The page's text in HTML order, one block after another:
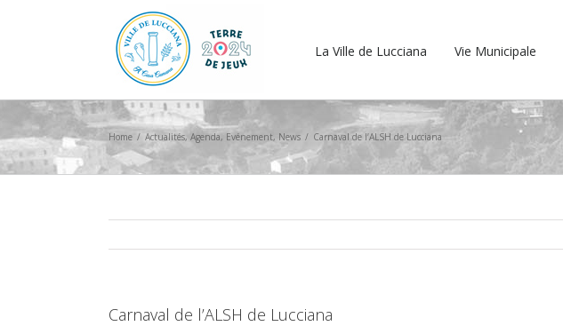
La Ville de Lucciana Vie Municipale
Home / Actualités, Agenda, Evénement, News / Carnaval de l’ALSH de Lucciana
Carnaval de l’ALSH de Lucciana